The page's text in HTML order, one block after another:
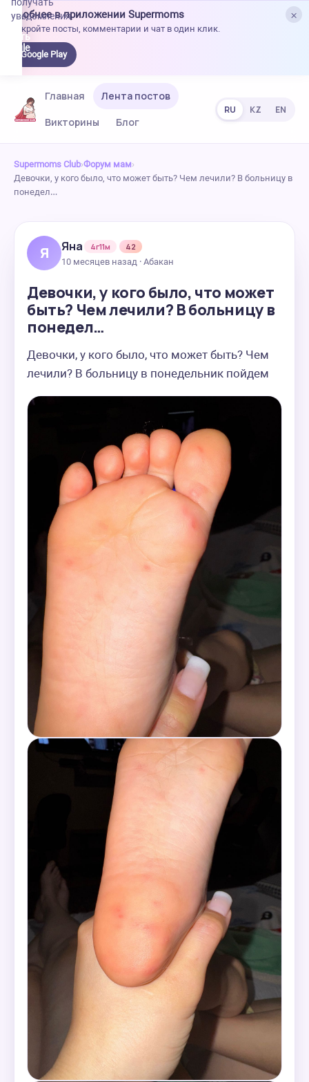
×
Удобнее в приложении Supermoms
Откройте посты, комментарии и чат в один клик.
Google Play
уведомления.
Главная
Лента постов
Викторины
Блог
RU KZ EN
Supermoms Club›Форум мам›
Девочки, у кого было, что может быть? Чем лечили? В больницу в
понедел…
Я Яна 4г11м
42
10 месяцев назад · Абакан
Девочки, у кого было, что может
быть? Чем лечили? В больницу в
понедел…
Девочки, у кого было, что может быть? Чем
лечили? В больницу в понедельник пойдем